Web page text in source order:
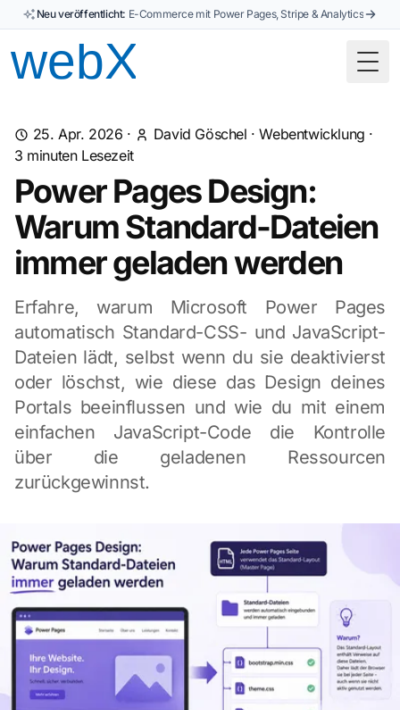
Neu veröffentlicht: E-Commerce mit Power Pages, Stripe & Analytics
25. Apr. 2026 · David Göschel ·Webentwicklung ·
3 minuten Lesezeit
Power Pages Design:
Warum Standard-Dateien
immer geladen werden
Erfahre, warum Microsoft Power Pages
automatisch Standard-CSS- und JavaScript-
Dateien lädt, selbst wenn du sie deaktivierst
oder löschst, wie diese das Design deines
Portals beeinflussen und wie du mit einem
einfachen JavaScript-Code die Kontrolle
über die geladenen Ressourcen
zurückgewinnst.